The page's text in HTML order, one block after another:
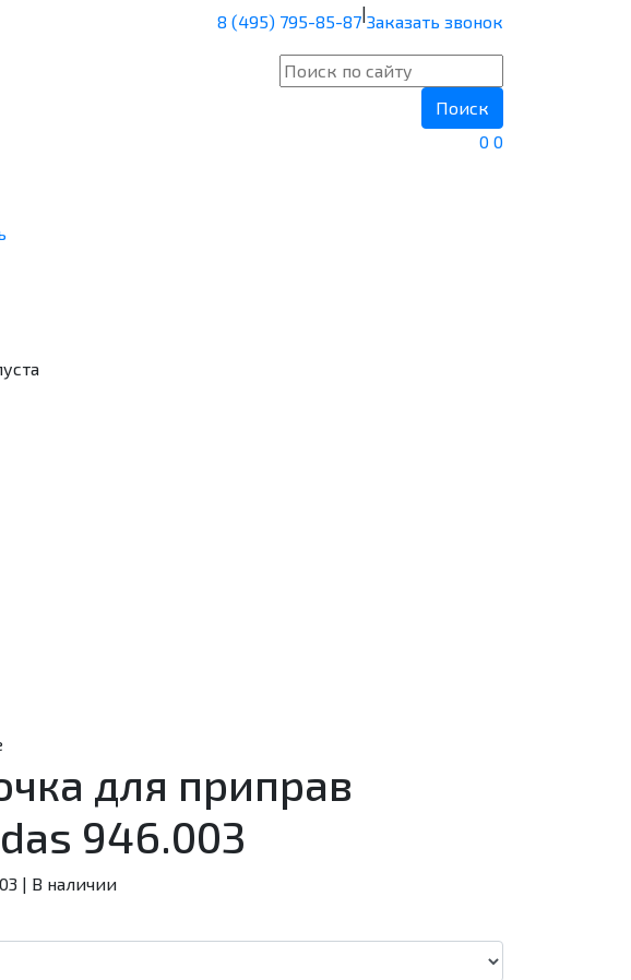
8 (495) 795-85-87|Заказать звонок
Поиск
0 0
для приправ
946.003
| В наличии